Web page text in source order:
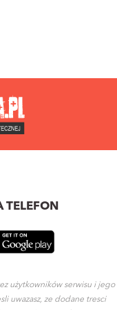
TELEFON
użytkowników serwisu i jego
uwazasz, ze dodane tresci